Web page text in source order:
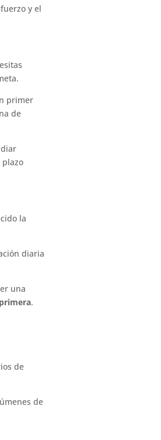
y el
primer
de
la
diaria
una
.
de
de